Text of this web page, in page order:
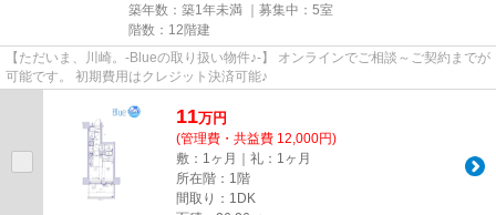
築年数：築1年未満 ｜募集中： 5室
階数：12階建
【ただいま、川崎。-Blueの取り扱い物件♪-】 オンラインでご相談～ご契約までが
可能です。 初期費用はクレジット決済可能♪
11万円
(管理費・共益費 12,000円)
敷：1ヶ月｜礼：1ヶ月
所在階：1階
間取り：1DK